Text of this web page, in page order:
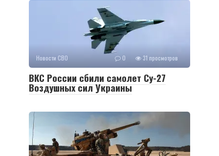
Новости СВО 0 31 просмотров
ВКС России сбили самолет Су-27
Воздушных сил Украины